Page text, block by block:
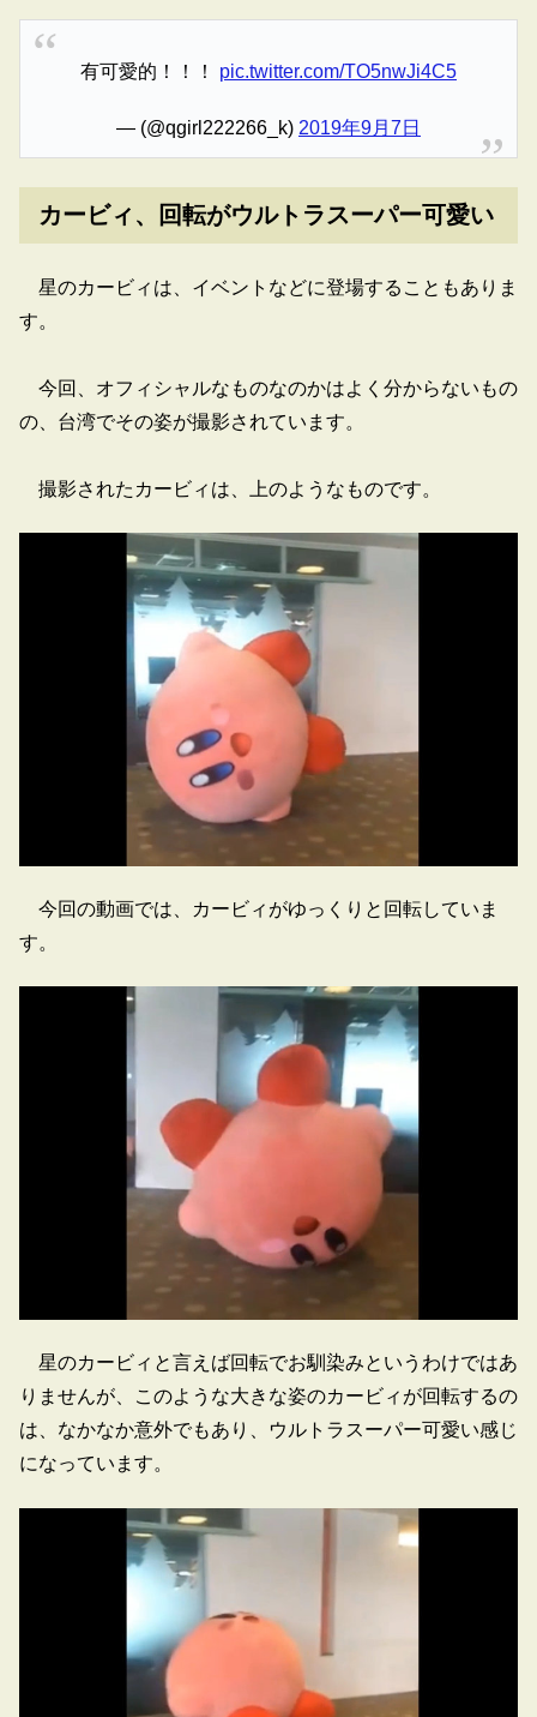
有可愛的！！！ pic.twitter.com/TO5nwJi4C5
— (@qgirl222266_k) 2019年9月7日
カービィ、回転がウルトラスーパー可愛い
星のカービィは、イベントなどに登場することもありま
す。
今回、オフィシャルなものなのかはよく分からないもの
の、台湾でその姿が撮影されています。
撮影されたカービィは、上のようなものです。
今回の動画では、カービィがゆっくりと回転していま
す。
星のカービィと言えば回転でお馴染みというわけではあ
りませんが、このような大きな姿のカービィが回転するの
は、なかなか意外でもあり、ウルトラスーパー可愛い感じ
になっています。